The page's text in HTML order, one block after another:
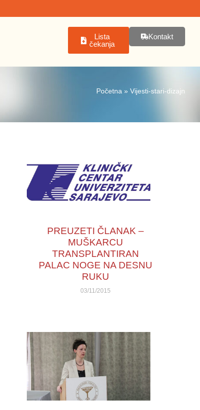
Lista
čekanja
Kontakt
Početna» Vijesti-stari-dizajn
PREUZETI ČLANAK –
MUŠKARCU
TRANSPLANTIRAN
PALAC NOGE NA DESNU
RUKU
03/11/2015